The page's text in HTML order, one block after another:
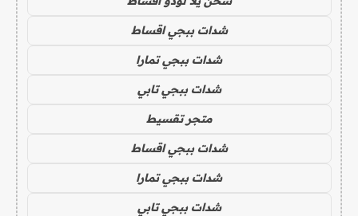
شدات ببجي اقساط
شدات ببجي تمارا
شدات ببجي تابي
متجر تقسيط
شدات ببجي اقساط
شدات ببجي تمارا
شدات ببجي تابي